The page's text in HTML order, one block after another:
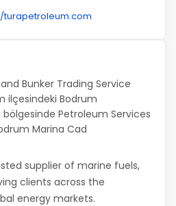
turapetroleum.com
Bunker Trading Service
ilçesindeki Bodrum
Petroleum Services
Marina Cad
supplier of marine fuels,
clients across the
energy markets.